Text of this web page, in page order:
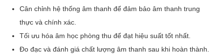
Cân chỉnh hệ thống âm thanh để đảm bảo âm thanh trung
thực và chính xác.
Tối ưu hóa âm học phòng thu để đạt hiệu suất tốt nhất.
Đo đạc và đánh giá chất lượng âm thanh sau khi hoàn thành.